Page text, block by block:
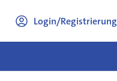
Login/Registrierung